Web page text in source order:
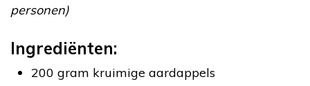
personen)
Ingrediënten:
200 gram kruimige aardappels